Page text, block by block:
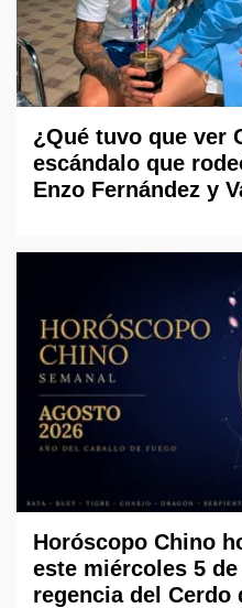
¿Qué tuvo que ver
escándalo que
Enzo Fernández y
Horóscopo Chino
este miércoles 5
regencia del Cerdo